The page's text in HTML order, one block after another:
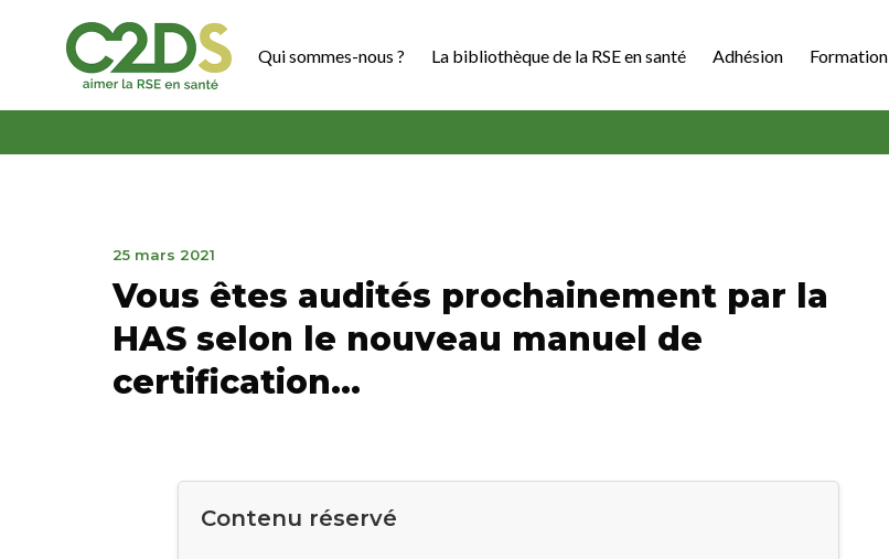
contenu
Qui sommes-nous ? La bibliothèque de la RSE en santé Adhésion Formation
25 mars 2021
novembre
2021
Vous êtes audités prochainement par la
HAS selon le nouveau manuel de
certification…
Contenu réservé